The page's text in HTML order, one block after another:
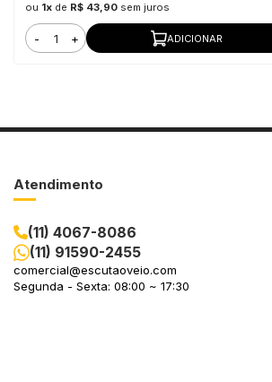
ou 1x de R$ 43,90 sem juros
- + ADICIONAR
Atendimento
(11) 4067-8086
(11) 91590-2455
comercial@escutaoveio.com
Segunda - Sexta: 08:00 ~ 17:30